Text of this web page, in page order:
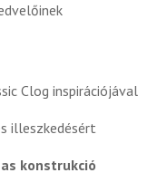
Clog inspirációjával
illeszkedésért
konstrukció